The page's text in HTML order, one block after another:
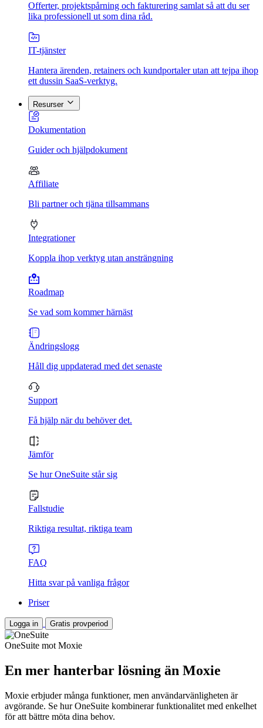
Offerter, projektspårning och fakturering samlat så att du ser
lika professionell ut som dina råd.
IT-tjänster
Hantera ärenden, retainers och kundportaler utan att tejpa ihop
ett dussin SaaS-verktyg.
Resurser
Dokumentation
Guider och hjälpdokument
Affiliate
Bli partner och tjäna tillsammans
Integrationer
Koppla ihop verktyg utan ansträngning
Roadmap
Se vad som kommer härnäst
Ändringslogg
Håll dig uppdaterad med det senaste
Support
Få hjälp när du behöver det.
Jämför
Se hur OneSuite står sig
Fallstudie
Riktiga resultat, riktiga team
FAQ
Hitta svar på vanliga frågor
Priser
Logga in Gratis provperiod
OneSuite mot Moxie
En mer hanterbar lösning än Moxie
Moxie erbjuder många funktioner, men användarvänligheten är
avgörande. Se hur OneSuite kombinerar funktionalitet med enkelhet
för att bättre möta dina behov.